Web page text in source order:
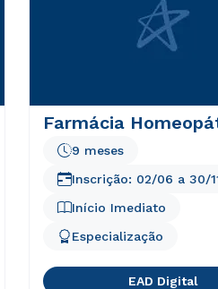
Farmácia
Início Imediato
9 meses
Especialização
Inscrição: 02/06 a 30/
EAD Digital